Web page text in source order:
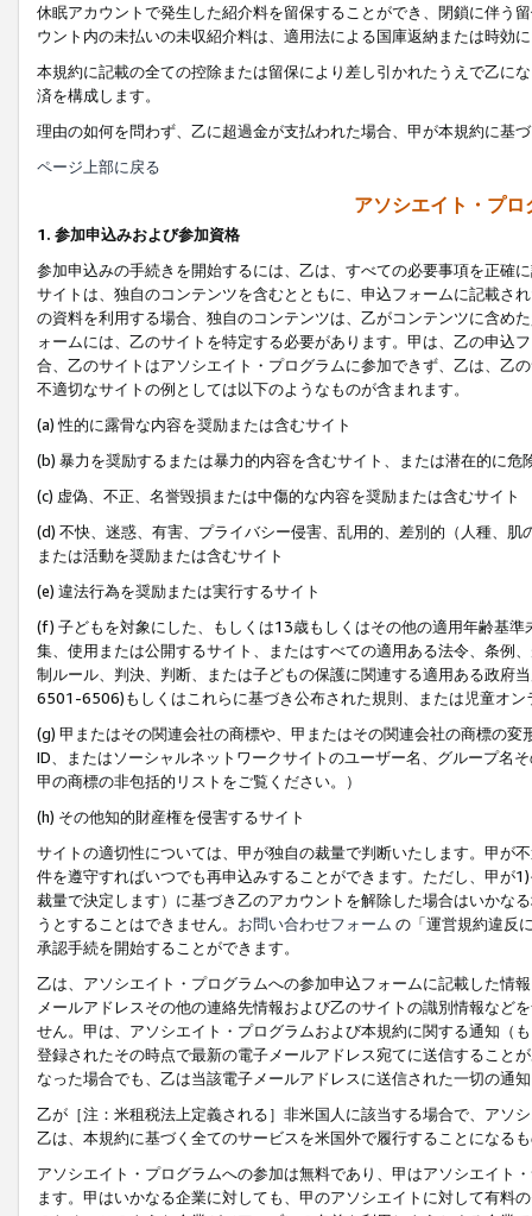
休眠アカウントで発生した紹介料を留保することができ、閉鎖に伴う
ウント内の未払いの未収紹介料は、適用法による国庫返納または時効
本規約に記載の全ての控除または留保により差し引かれたうえで乙に
済を構成します。
理由の如何を問わず、乙に超過金が支払われた場合、甲が本規約に基
ページ上部に戻る
アソシエイト・プ
1. 参加申込みおよび参加資格
参加申込みの手続きを開始するには、乙は、すべての必要事項を正確
サイトは、独自のコンテンツを含むとともに、申込フォームに記載さ
の資料を利用する場合、独自のコンテンツは、乙がコンテンツに含め
ォームには、乙のサイトを特定する必要があります。甲は、乙の申込
合、乙のサイトはアソシエイト・プログラムに参加できず、乙は、乙
不適切なサイトの例としては以下のようなものが含まれます。
(a) 性的に露骨な内容を奨励または含むサイト
(b) 暴力を奨励するまたは暴力的内容を含むサイト、または潜在的に
(c) 虚偽、不正、名誉毀損または中傷的な内容を奨励または含むサイト
(d) 不快、迷惑、有害、プライバシー侵害、乱用的、差別的（人種、
または活動を奨励または含むサイト
(e) 違法行為を奨励または実行するサイト
(f) 子どもを対象にした、もしくは13歳もしくはその他の適用年齢基
集、使用または公開するサイト、またはすべての適用ある法令、条例
制ルール、判決、判断、または子どもの保護に関連する適用ある政府
6501-6506)もしくはこれらに基づき公布された規則、または児童オン
(g) 甲またはその関連会社の商標や、甲またはその関連会社の商標の
ID、またはソーシャルネットワークサイトのユーザー名、グループ名
甲の商標の非包括的リストをご覧ください。）
(h) その他知的財産権を侵害するサイト
サイトの適切性については、甲が独自の裁量で判断いたします。甲が
件を遵守すればいつでも再申込みすることができます。ただし、甲が
裁量で決定します）に基づき乙のアカウントを解除した場合はいかな
うとすることはできません。 お問い合わせフォーム の「運営規約違反
承認手続を開始することができます。
乙は、アソシエイト・プログラムへの参加申込フォームに記載した情
メールアドレスその他の連絡先情報および乙のサイトの識別情報など
せん。甲は、アソシエイト・プログラムおよび本規約に関する通知（
登録されたその時点で最新の電子メールアドレス宛てに送信すること
なった場合でも、乙は当該電子メールアドレスに送信された一切の通
乙が［注：米租税法上定義される］非米国人に該当する場合で、アソ
乙は、本規約に基づく全てのサービスを米国外で履行することになる
アソシエイト・プログラムへの参加は無料であり、甲はアソシエイト
ます。甲はいかなる企業に対しても、甲のアソシエイトに対して有料